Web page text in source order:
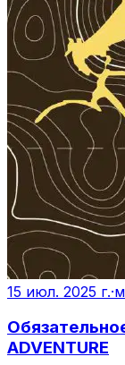
15 июл. 2025 г.·
ADVENTURE